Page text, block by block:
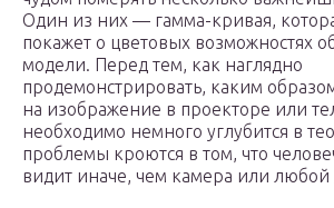
Один из них — гамма-кривая,
покажет о цветовых возможностях
модели. Перед тем, как наглядно
продемонстрировать, каким
на изображение в проекторе или
необходимо немного углубится в
проблемы кроются в том, что
видит иначе, чем камера или любой